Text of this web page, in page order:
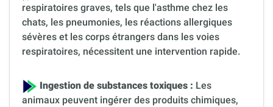
respiratoires graves, tels que l'asthme chez les
chats, les pneumonies, les réactions allergiques
sévères et les corps étrangers dans les voies
respiratoires, nécessitent une intervention rapide.
Ingestion de substances toxiques : Les
animaux peuvent ingérer des produits chimiques,